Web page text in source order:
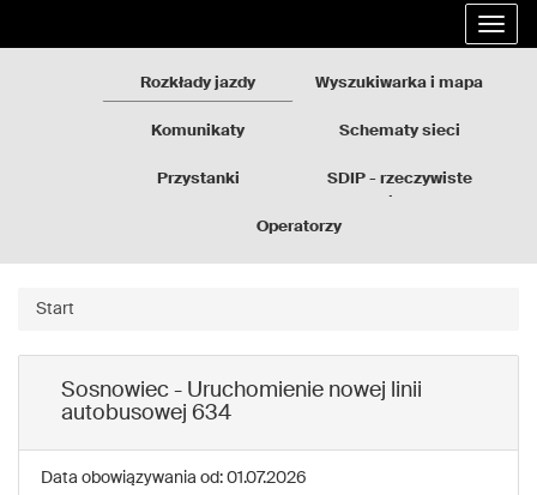
Rozkłady jazdy Wyszukiwarka i mapa
Komunikaty Schematy sieci
Przystanki
SDIP - rzeczywiste
Operatorzy
Start
Sosnowiec - Uruchomienie nowej linii
autobusowej 634
Data obowiązywania od: 01.07.2026